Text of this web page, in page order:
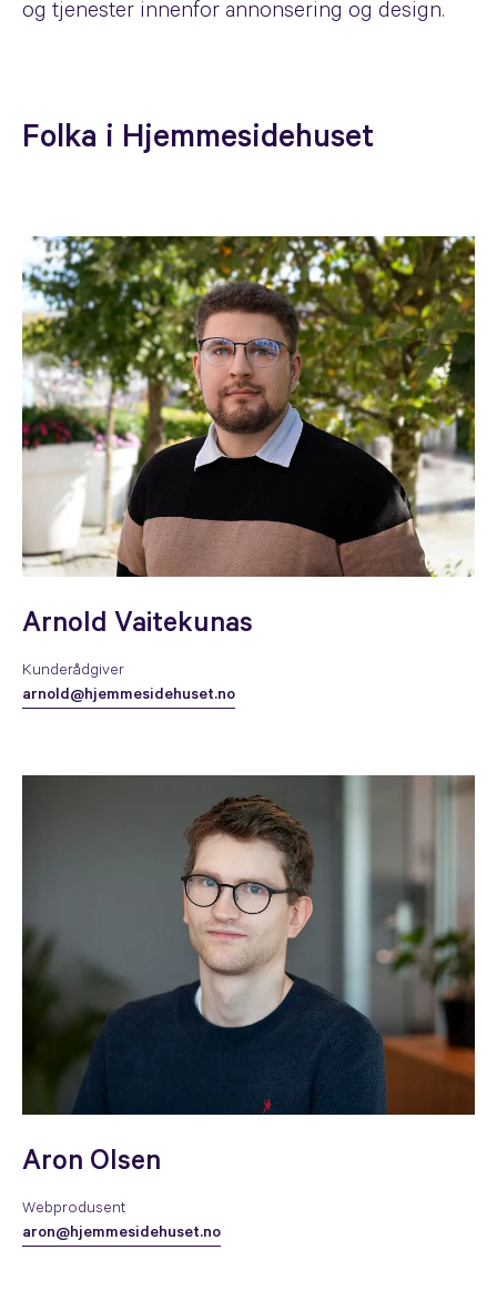
og tjenester innenfor annonsering og design.
Folka i Hjemmesidehuset
Arnold Vaitekunas
Kunderådgiver
arnold@hjemmesidehuset.no
Aron Olsen
Webprodusent
aron@hjemmesidehuset.no